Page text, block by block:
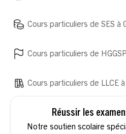
Cours particuliers de SES à
Cours particuliers de
Cours particuliers de LLCE à
Réussir les
Notre soutien scolaire